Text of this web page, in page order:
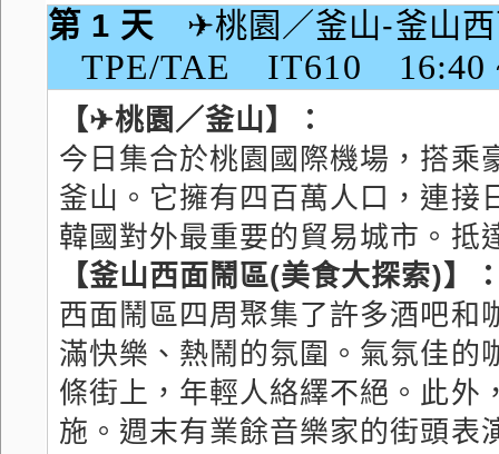
第 1 天 ✈桃園／釜山-釜山
TPE/TAE IT610 16:40
【✈桃園／釜山】：
今日集合於桃園國際機場，搭乘
釜山。它擁有四百萬人口，連接
韓國對外最重要的貿易城市。抵
【釜山西面鬧區(美食大探索)】
西面鬧區四周聚集了許多酒吧和
滿快樂、熱鬧的氛圍。氣氛佳的
條街上，年輕人絡繹不絕。此外
施。週末有業餘音樂家的街頭表